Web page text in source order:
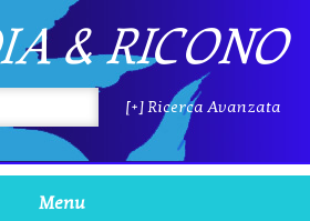
& RICONO
[+] Ricerca Avanzata
Menu